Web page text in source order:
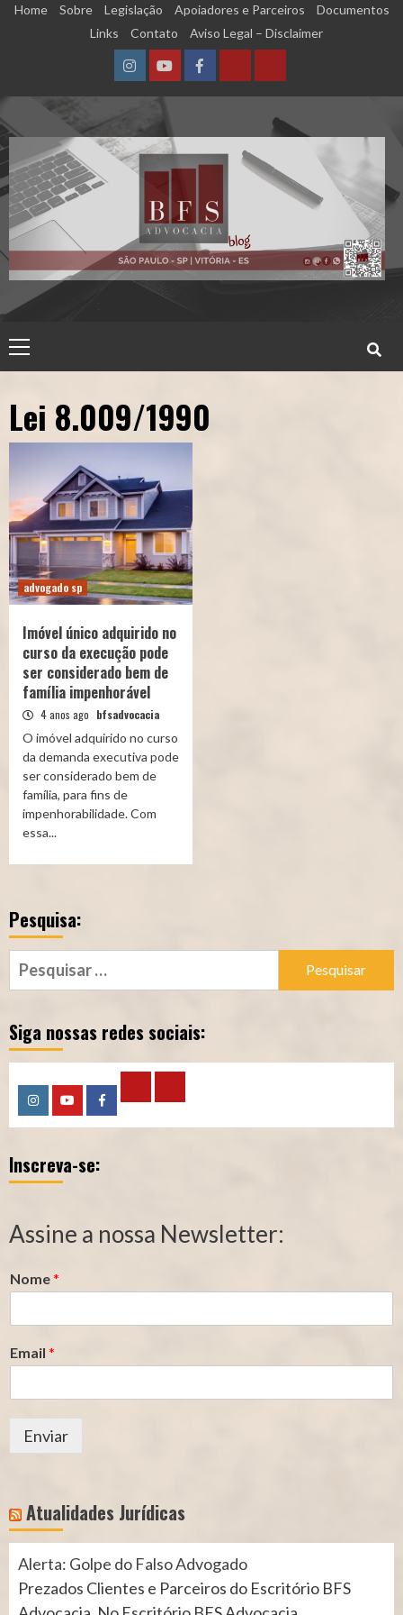
SkipHome Sobre Legislação Apoiadores e Parceiros
Documentos
Links
Contato Aviso Legal – Disclaimer
InstagramYouTubeFacebookCalculadora
Qualidade
de
Segurado
(INSS)
Calculadora
Tempo
de
Contribuição
Menu
Lei 8.009/1990
advogado sp
Imóvel único adquirido no
curso da execução pode
ser considerado bem de
família impenhorável
4 anos ago bfsadvocacia
​O imóvel adquirido no curso
da demanda executiva pode
ser considerado bem de
família, para fins de
impenhorabilidade. Com
essa...
Pesquisa:
Pesquisar
por:
Siga nossas redes sociais:
InstagramYouTubeFacebook
Calculadora
–
Segurado
Calculadora
–
Contribuição
Inscreva-se:
Assine a nossa Newsletter:
Nome*
Email *
Enviar
Atualidades Jurídicas
Alerta: Golpe do Falso Advogado
Prezados Clientes e Parceiros do Escritório BFS